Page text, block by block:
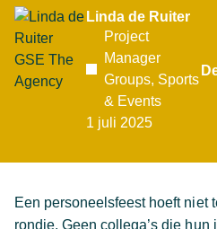
Linda de Ruiter
Project
Manager
Groups, Sports
& Events
1 juli 2025
Een personeelsfeest hoeft niet
rondje. Geen collega’s die